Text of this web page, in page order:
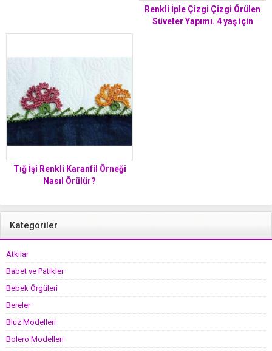
Renkli İple Çizgi Çizgi Örülen
Süveter Yapımı. 4 yaş için
Tığ İşi Renkli Karanfil Örneği
Nasıl Örülür?
Kategoriler
Atkılar
Babet ve Patikler
Bebek Örgüleri
Bereler
Bluz Modelleri
Bolero Modelleri